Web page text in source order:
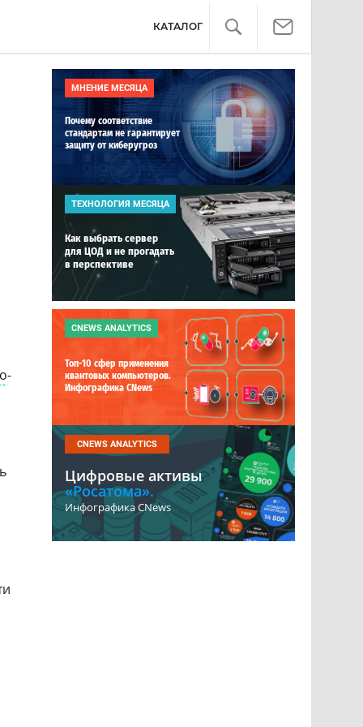
КАТАЛОГ
-
МНЕНИЕ МЕСЯЦА
Почему соответствие
стандартам не гарантирует
защиту от киберугроз
ТЕХНОЛОГИЯ МЕСЯЦА
Как выбрать сервер
для ЦОД и не прогадать
в перспективе
CNEWS ANALYTICS
Топ-10 сфер применения
квантовых компьютеров.
Инфографика CNews
CNEWS ANALYTICS
Цифровые активы
«Росатома».
Инфографика CNews